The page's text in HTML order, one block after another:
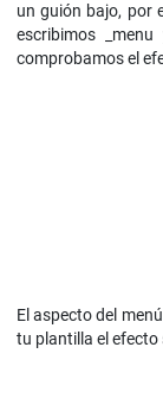
un guión bajo, por
escribimos
comprobamos el
El aspecto del
tu plantilla el efecto